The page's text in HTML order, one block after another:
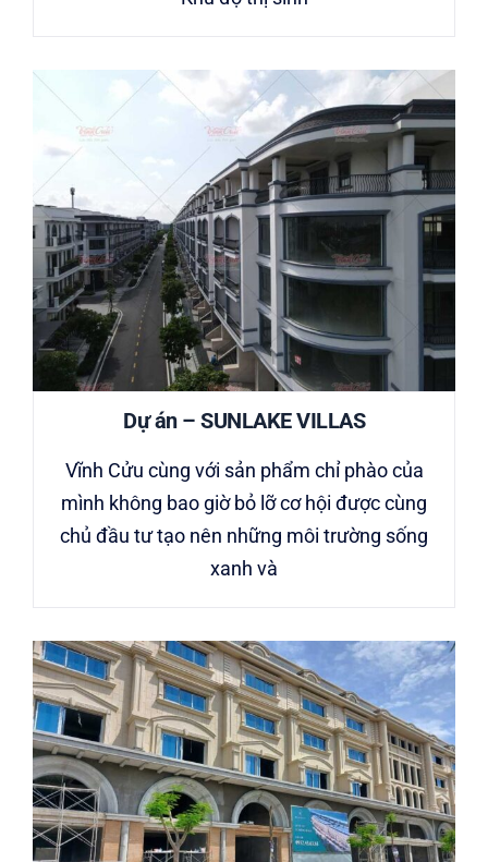
Dự án – SUNLAKE VILLAS
Vĩnh Cửu cùng với sản phẩm chỉ phào của
mình không bao giờ bỏ lỡ cơ hội được cùng
chủ đầu tư tạo nên những môi trường sống
xanh và